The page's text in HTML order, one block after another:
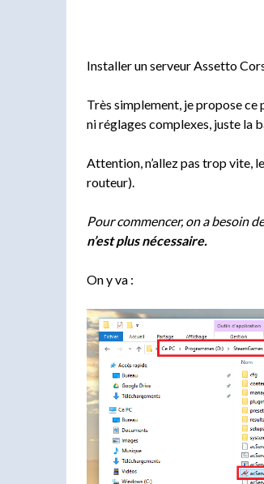
Installer un serveur Assetto
Très simplement, je propose ce
ni réglages complexes, juste la
Attention, n’allez pas trop vite,
routeur).
Pour commencer, on a besoin
n’est plus nécessaire.
On y va :